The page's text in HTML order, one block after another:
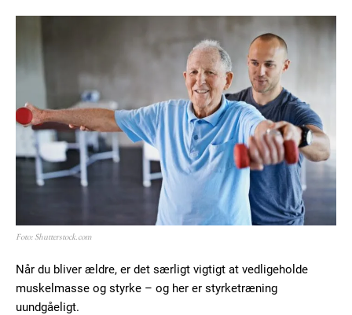
Foto: Shutterstock.com
Når du bliver ældre, er det særligt vigtigt at vedligeholde
muskelmasse og styrke – og her er styrketræning
uundgåeligt.